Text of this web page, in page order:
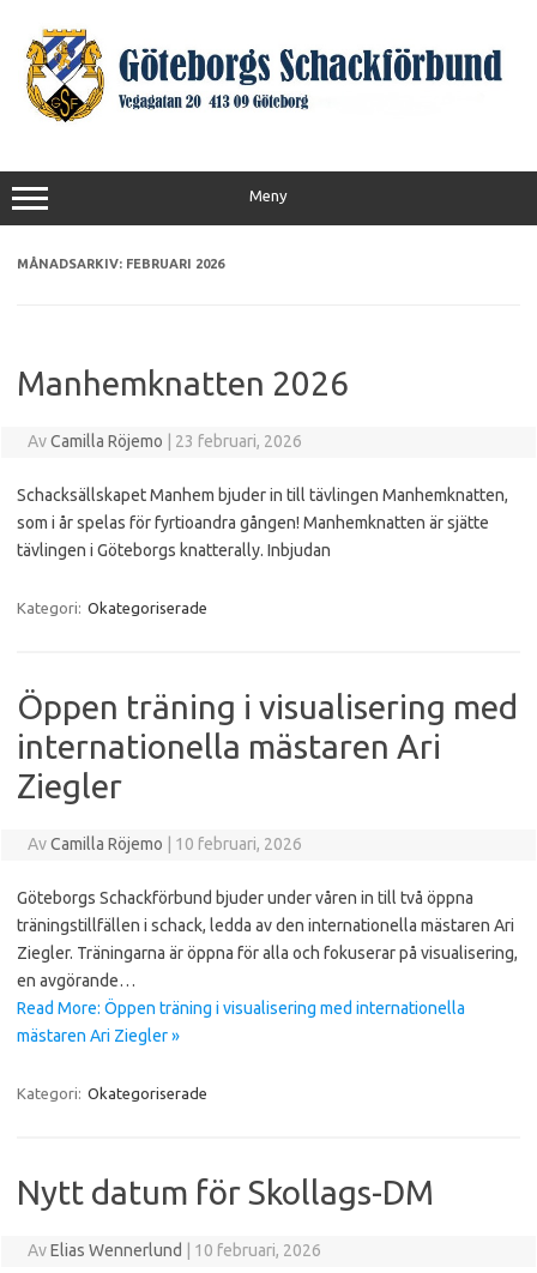
innehåll
Meny
MÅNADSARKIV: FEBRUARI 2026
Manhemknatten 2026
AvCamilla Röjemo 23 februari, 2026
Schacksällskapet Manhem bjuder in till tävlingen Manhemknatten,
som i år spelas för fyrtioandra gången! Manhemknatten är sjätte
tävlingen i Göteborgs knatterally. Inbjudan
Kategori: Okategoriserade
Öppen träning i visualisering med
internationella mästaren Ari
Ziegler
AvCamilla Röjemo 10 februari, 2026
Göteborgs Schackförbund bjuder under våren in till två öppna
träningstillfällen i schack, ledda av den internationella mästaren Ari
Ziegler. Träningarna är öppna för alla och fokuserar på visualisering,
en avgörande…
Read More: Öppen träning i visualisering med internationella
mästaren Ari Ziegler »
Kategori: Okategoriserade
Nytt datum för Skollags-DM
AvElias Wennerlund 10 februari, 2026